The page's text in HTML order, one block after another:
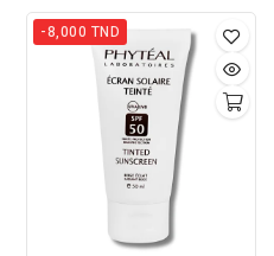
pour les peaux à
tendance acnéique. Il aide
à réduire les boutons,
limite leur réapparition et
atténue les marques
persistantes. Enrichi en
niacinamide
Myrtacine®, il apaise les
-8,000 TND